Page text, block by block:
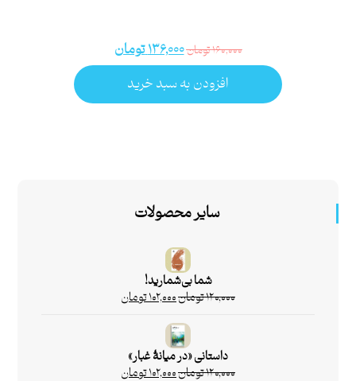
۱۶۰,۰۰۰تومان۱۳۶,۰۰۰تومان
افزودن به سبد خرید
سایر محصولات
شما بی‌شمارید!
۱۲۰,۰۰۰تومان۱۰۲,۰۰۰تومان
داستانی «در میانۀ غبار»
۱۲۰,۰۰۰تومان۱۰۲,۰۰۰تومان